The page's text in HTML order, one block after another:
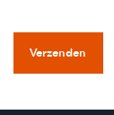
Verzenden